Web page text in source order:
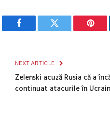
Facebook Twitter
NEXT ARTICLE
Zelenski acuză Rusia că a
continuat atacurile în